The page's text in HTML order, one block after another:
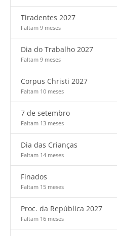
Tiradentes 2027
Faltam 9 meses
Dia do Trabalho 2027
Faltam 9 meses
Corpus Christi 2027
Faltam 10 meses
7 de setembro
Faltam 13 meses
Dia das Crianças
Faltam 14 meses
Finados
Faltam 15 meses
Proc. da República 2027
Faltam 16 meses